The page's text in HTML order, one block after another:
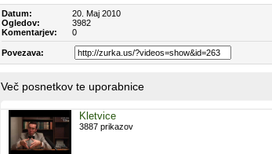
Datum:
20. Maj 2010
Ogledov:
3982
Komentarjev:
0
Povezava:
Več posnetkov te uporabnice
Kletvice
3887 prikazov